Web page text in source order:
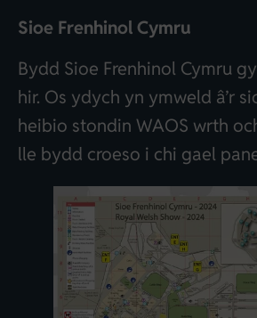
Sioe Frenhinol Cymru
Bydd Sioe Frenhinol Cymru
hir. Os ydych yn ymweld â’r
heibio stondin WAOS wrth
lle bydd croeso i chi gael